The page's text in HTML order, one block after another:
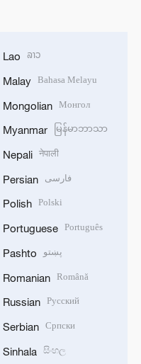
Lao ລາວ
Malay Bahasa Melayu
Mongolian Монгол
Myanmar မြန်မာဘာသာ
Nepali नेपाली
Persian فارسی
Polish Polski
Portuguese Português
Pashto پښتو
Romanian Română
Russian Русский
Serbian Српски
Sinhala සිංහල